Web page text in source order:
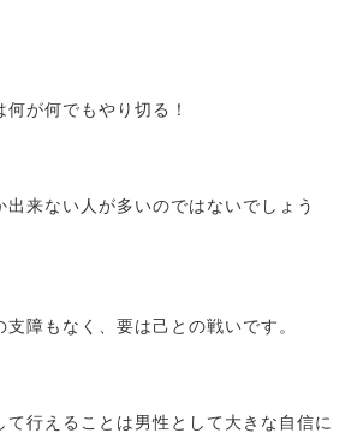
が何でもやり切る！
出来ない人が多いのではないでしょう
障もなく、要は己との戦いです。
て行えることは男性として大きな自信に